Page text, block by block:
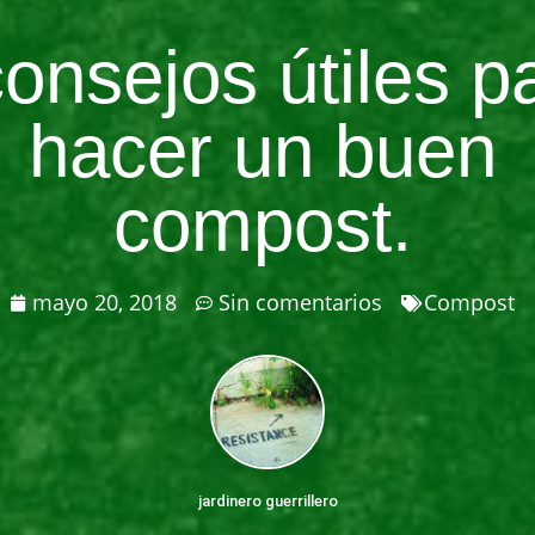
útiles
hacer un buen
compost.
mayo 20, 2018 Sin comentarios Compost
jardinero guerrillero